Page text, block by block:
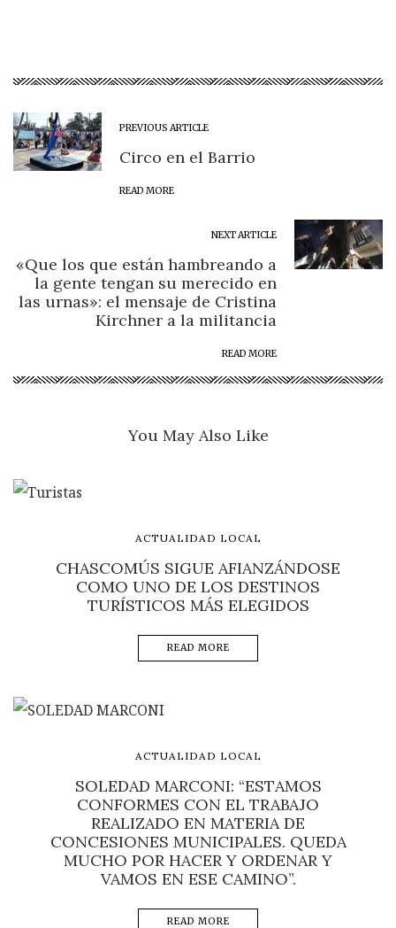
PREVIOUS ARTICLE
Circo en el Barrio
READ MORE
NEXT ARTICLE
«Que los que están hambreando a
la gente tengan su merecido en
las urnas»: el mensaje de Cristina
Kirchner a la militancia
READ MORE
You May Also Like
ACTUALIDAD LOCAL
CHASCOMÚS SIGUE AFIANZÁNDOSE
COMO UNO DE LOS DESTINOS
TURÍSTICOS MÁS ELEGIDOS
READ MORE
ACTUALIDAD LOCAL
SOLEDAD MARCONI: “ESTAMOS
CONFORMES CON EL TRABAJO
REALIZADO EN MATERIA DE
CONCESIONES MUNICIPALES. QUEDA
MUCHO POR HACER Y ORDENAR Y
VAMOS EN ESE CAMINO”.
READ MORE